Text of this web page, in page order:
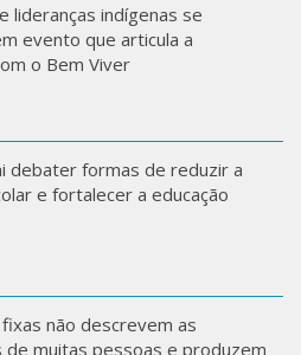
lideranças indígenas se
evento que articula a
o Bem Viver
debater formas de reduzir a
e fortalecer a educação
não descrevem as
de muitas pessoas e produzem